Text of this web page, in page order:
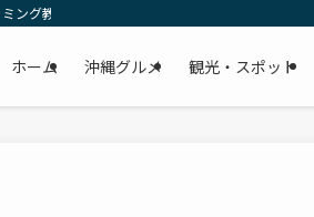
グ教育の リアルな一次情報をお届けします。
ホーム 沖縄グルメ 観光・スポット